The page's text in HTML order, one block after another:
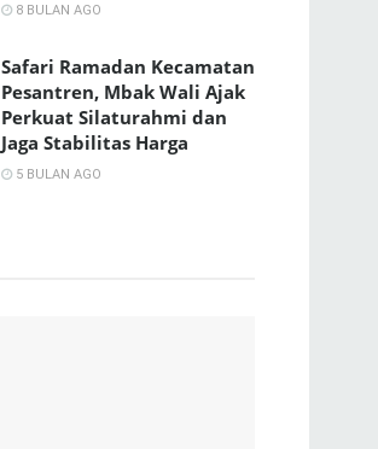
8 BULAN AGO
Safari Ramadan Kecamatan
Pesantren, Mbak Wali Ajak
Perkuat Silaturahmi dan
Jaga Stabilitas Harga
5 BULAN AGO